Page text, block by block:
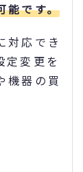
能です。
対応でき
定変更を
機器の買